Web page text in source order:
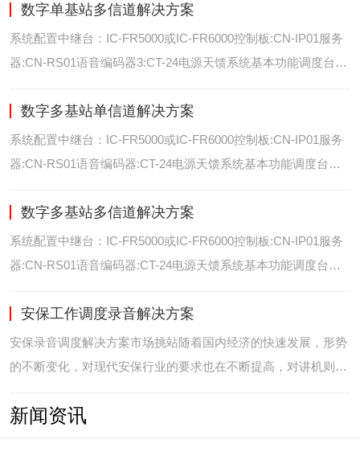
位/室内定位艾可慕数字电台具备GPS数据上传功能。而GPS定
位功能是艾可慕数字系统的标
数字单基站多信道解决方案
系统配置中继台：IC-FR5000或IC-FR6000控制板:CN-IP01服务
器:CN-RS01语音编码器3:CT-24电源天馈系统基本功能调度台录
室内定位艾可慕数字电台具备GPS数据上传功能。而GPS定位功
能是艾可慕数字系统的
数字多基站单信道解决方案
系统配置中继台：IC-FR5000或IC-FR6000控制板:CN-IP01服务
器:CN-RS01语音编码器:CT-24电源天馈系统基本功能调度台录
通过IP网络互联，通过成熟可靠的网络技术，艾可慕数字通讯将
延伸到世界的每一个角落。
数字多基站多信道解决方案
系统配置中继台：IC-FR5000或IC-FR6000控制板:CN-IP01服务
器:CN-RS01语音编码器:CT-24电源天馈系统基本功能调度台录
之间通过IP网络互联，通过成熟可靠的网络技术，艾可慕数字通
讯将延伸到世界的每一个角
安保工作调度录音解决方案
安保录音调度解决方案市场挑站随着国内经济的快速发展，形势
的不断变化，对现代安保行业的要求也在不断提高，对讲机则是
讯需要，常常会出现以下问题：（1）无可靠的报等多种保障手
新闻资讯